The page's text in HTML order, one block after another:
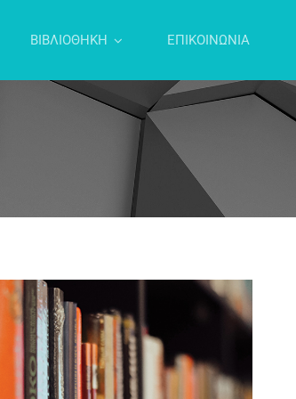
ΒΙΒΛΙΟΘΗΚΗ ΕΠΙΚΟΙΝΩΝΙΑ